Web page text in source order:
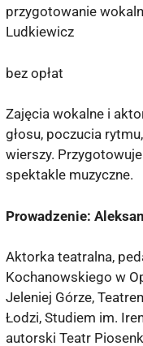
przygotowanie
Ludkiewicz
bez opłat
Zajęcia wokalne i
głosu, poczucia
wierszy.
spektakle muzyczne.
Prowadzenie:
Aktorka teatralna,
Kochanowskiego w
Jeleniej Górze,
Łodzi, Studiem im.
autorski Teatr